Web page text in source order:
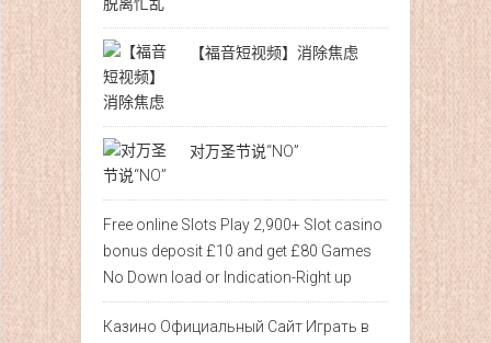
【福音短视频】消除焦虑
对万圣节说“NO”
Free online Slots Play 2,900+ Slot casino
bonus deposit £10 and get £80 Games
No Down load or Indication-Right up
Казино Официальный Сайт Играть в